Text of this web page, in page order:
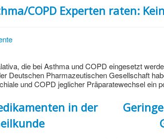
COPD Experten raten:
die bei Asthma und COPD eingesetzt
Deutschen Pharmazeutischen Gesellschaft
und COPD jeglicher Präparatewechsel ein
in der